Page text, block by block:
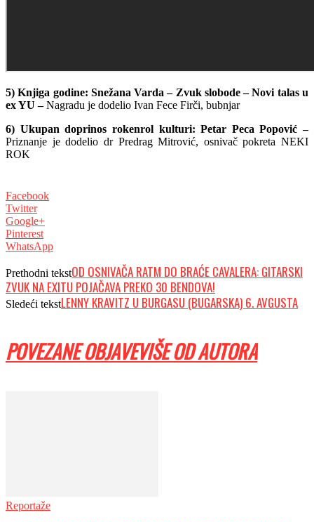
5) Knjiga godine: Snežana Varda – Zvuk slobode – Novi talas u
ex YU –Nagradu je dodelio Ivan Fece Firči, bubnjar
6) Ukupan doprinos rokenrol kulturi: Petar Peca Popović –
Priznanje je dodelio dr Predrag Mitrović, osnivač pokreta NEKI
ROK
Facebook
Twitter
Google+
Pinterest
WhatsApp
Prethodni tekstOD OSNIVAČA RATM DO BRAĆE CAVALERA: GITARSKI
ZVUK NA EXITU POJAČAVA PREKO 30 BENDOVA!
Sledeći tekstLENNY KRAVITZ U BURGASU (BUGARSKA) 6. AVGUSTA
POVEZANE OBJAVEVIŠE OD AUTORA
Reportaže